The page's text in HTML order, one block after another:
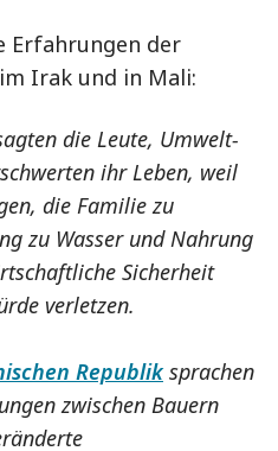
Erfahrungen der
Irak und in Mali:
die Leute, Umwelt-
ihr Leben, weil
die Familie zu
zu Wasser und Nahrung
Sicherheit
verletzen.
Republiksprachen
zwischen Bauern